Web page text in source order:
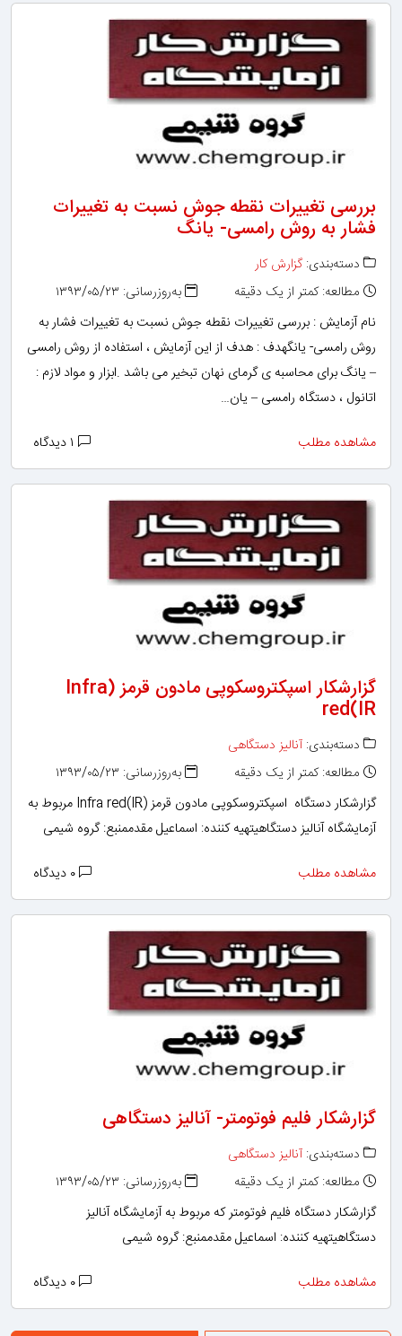
بررسی تغییرات نقطه جوش نسبت به تغییرات
فشار به روش رامسی- یانگ
دسته‌بندی:گزارش کار
مطالعه: کمتر از یک دقیقه
به‌روزرسانی: ۱۳۹۳/۰۵/۲۳
نام آزمایش : بررسی تغییرات نقطه جوش نسبت به تغییرات فشار به
روش رامسی- یانگهدف : هدف از این آزمایش ، استفاده از روش رامسی
– یانگ برای محاسبه ی گرمای نهان تبخیر می باشد .ابزار و مواد لازم :
اتانول ، دستگاه رامسی – یان…
مشاهده مطلب
گزارشکار اسپکتروسکوپی مادون قرمز (Infra
red(IR
دسته‌بندی: آنالیز دستگاهی
مطالعه: کمتر از یک دقیقه
به‌روزرسانی: ۱۳۹۳/۰۵/۲۳
گزارشکار دستگاه اسپکتروسکوپی مادون قرمز (Infra red(IR مربوط به
آزمایشگاه آنالیز دستگاهیتهیه کننده: اسماعیل مقدممنبع: گروه شیمی
مشاهده مطلب
گزارشکار فلیم فوتومتر- آنالیز دستگاهی
دسته‌بندی: آنالیز دستگاهی
مطالعه: کمتر از یک دقیقه
به‌روزرسانی: ۱۳۹۳/۰۵/۲۳
گزارشکار دستگاه فلیم فوتومتر که مربوط به آزمایشگاه آنالیز
دستگاهیتهیه کننده: اسماعیل مقدممنبع: گروه شیمی
مشاهده مطلب